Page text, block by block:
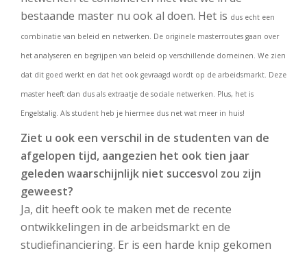
bestaande master nu ook al doen. Het is dus echt een
combinatie van beleid en netwerken. De originele masterroutes gaan over
het analyseren en begrijpen van beleid op verschillende domeinen. We zien
dat dit goed werkt en dat het ook gevraagd wordt op de arbeidsmarkt. Deze
master heeft dan dus als extraatje de sociale netwerken. Plus, het is
Engelstalig. Als student heb je hiermee dus net wat meer in huis!
Ziet u ook een verschil in de studenten van de
afgelopen tijd, aangezien het ook tien jaar
geleden waarschijnlijk niet succesvol zou zijn
geweest?
Ja, dit heeft ook te maken met de recente
ontwikkelingen in de arbeidsmarkt en de
studiefinanciering. Er is een harde knip gekomen